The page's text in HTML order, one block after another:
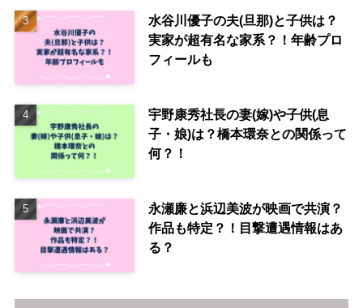
水谷川優子の夫(旦那)と子供は？
実家が超有名な家系？！年齢プロ
フィールも
宇野康秀社長の妻(嫁)や子供(息
子・娘)は？橋本環奈との関係って
何？！
永瀬廉と浜辺美波が映画で共演？
作品も特定？！目撃遭遇情報はあ
る？